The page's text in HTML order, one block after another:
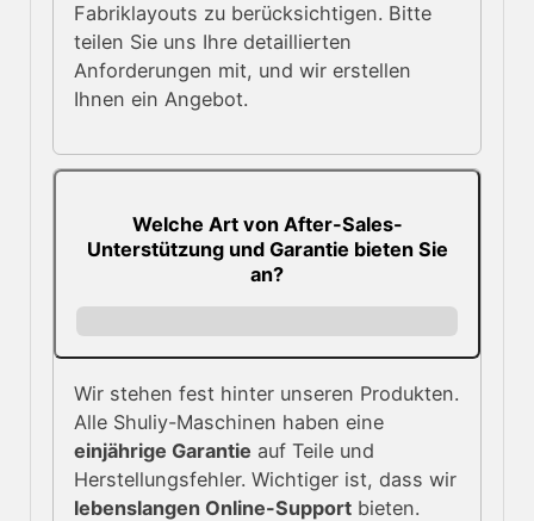
Fabriklayouts zu berücksichtigen. Bitte
teilen Sie uns Ihre detaillierten
Anforderungen mit, und wir erstellen
Ihnen ein Angebot.
Welche Art von After-Sales-
Unterstützung und Garantie bieten Sie
an?
Wir stehen fest hinter unseren Produkten.
Alle Shuliy-Maschinen haben eine
einjährige Garantie auf Teile und
Herstellungsfehler. Wichtiger ist, dass wir
lebenslangen Online-Support bieten.